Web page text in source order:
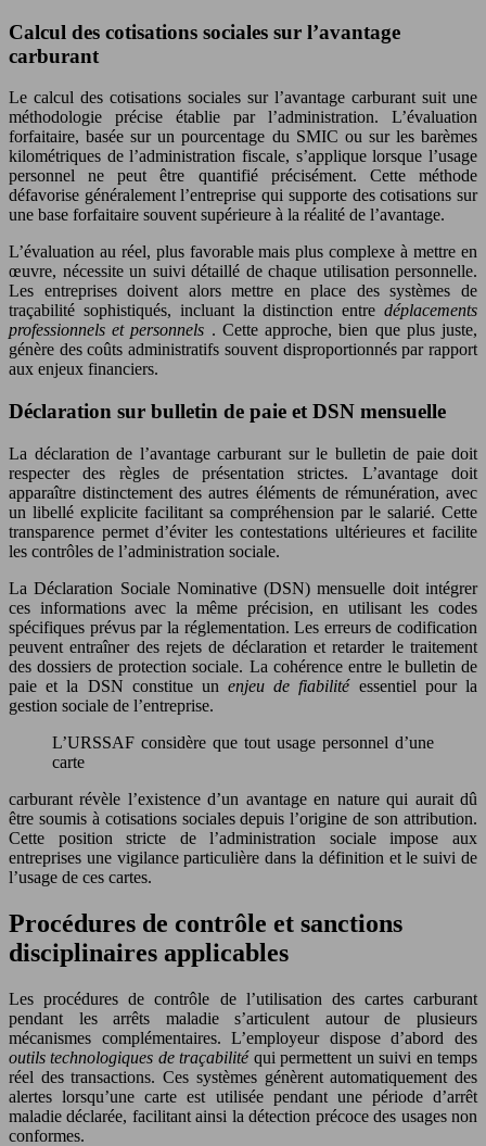
Calcul des cotisations sociales sur l’avantage
carburant
Le calcul des cotisations sociales sur l’avantage carburant suit une
méthodologie précise établie par l’administration. L’évaluation
forfaitaire, basée sur un pourcentage du SMIC ou sur les barèmes
kilométriques de l’administration fiscale, s’applique lorsque l’usage
personnel ne peut être quantifié précisément. Cette méthode
défavorise généralement l’entreprise qui supporte des cotisations sur
une base forfaitaire souvent supérieure à la réalité de l’avantage.
L’évaluation au réel, plus favorable mais plus complexe à mettre en
œuvre, nécessite un suivi détaillé de chaque utilisation personnelle.
Les entreprises doivent alors mettre en place des systèmes de
traçabilité sophistiqués, incluant la distinction entre déplacements
professionnels et personnels . Cette approche, bien que plus juste,
génère des coûts administratifs souvent disproportionnés par rapport
aux enjeux financiers.
Déclaration sur bulletin de paie et DSN mensuelle
La déclaration de l’avantage carburant sur le bulletin de paie doit
respecter des règles de présentation strictes. L’avantage doit
apparaître distinctement des autres éléments de rémunération, avec
un libellé explicite facilitant sa compréhension par le salarié. Cette
transparence permet d’éviter les contestations ultérieures et facilite
les contrôles de l’administration sociale.
La Déclaration Sociale Nominative (DSN) mensuelle doit intégrer
ces informations avec la même précision, en utilisant les codes
spécifiques prévus par la réglementation. Les erreurs de codification
peuvent entraîner des rejets de déclaration et retarder le traitement
des dossiers de protection sociale. La cohérence entre le bulletin de
paie et la DSN constitue unenjeu de fiabilité essentiel pour la
gestion sociale de l’entreprise.
L’URSSAF considère que tout usage personnel d’une
carte
carburant révèle l’existence d’un avantage en nature qui aurait dû
être soumis à cotisations sociales depuis l’origine de son attribution.
Cette position stricte de l’administration sociale impose aux
entreprises une vigilance particulière dans la définition et le suivi de
l’usage de ces cartes.
Procédures de contrôle et sanctions
disciplinaires applicables
Les procédures de contrôle de l’utilisation des cartes carburant
pendant les arrêts maladie s’articulent autour de plusieurs
mécanismes complémentaires. L’employeur dispose d’abord des
outils technologiques de traçabilitéqui permettent un suivi en temps
réel des transactions. Ces systèmes génèrent automatiquement des
alertes lorsqu’une carte est utilisée pendant une période d’arrêt
maladie déclarée, facilitant ainsi la détection précoce des usages non
conformes.